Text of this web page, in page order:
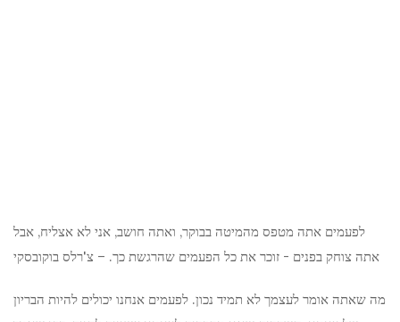
לפעמים אתה מטפס מהמיטה בבוקר, ואתה חושב, אני לא אצליח, אבל
אתה צוחק בפנים - זוכר את כל הפעמים שהרגשת כך. – צ'רלס בוקובסקי
מה שאתה אומר לעצמך לא תמיד נכון. לפעמים אנחנו יכולים להיות הבריון